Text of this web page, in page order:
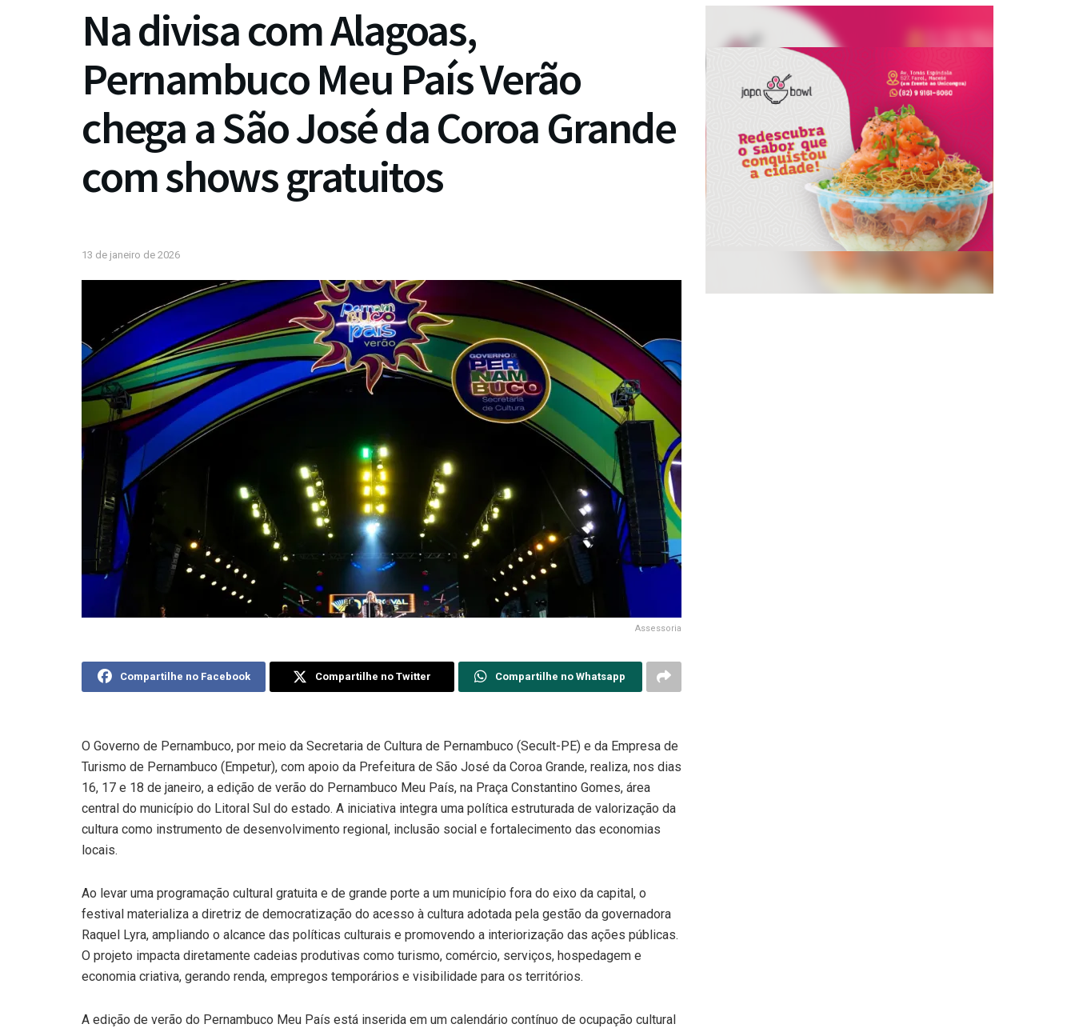
Na divisa com Alagoas,
Pernambuco Meu País Verão
chega a São José da Coroa Grande
com shows gratuitos
13 de janeiro de 2026
Assessoria
Compartilhe no Facebook Compartilhe no Twitter Compartilhe no Whatsapp
O Governo de Pernambuco, por meio da Secretaria de Cultura de Pernambuco (Secult-PE) e da Empresa de
Turismo de Pernambuco (Empetur), com apoio da Prefeitura de São José da Coroa Grande, realiza, nos dias
16, 17 e 18 de janeiro, a edição de verão do Pernambuco Meu País, na Praça Constantino Gomes, área
central do município do Litoral Sul do estado. A iniciativa integra uma política estruturada de valorização da
cultura como instrumento de desenvolvimento regional, inclusão social e fortalecimento das economias
locais.
Ao levar uma programação cultural gratuita e de grande porte a um município fora do eixo da capital, o
festival materializa a diretriz de democratização do acesso à cultura adotada pela gestão da governadora
Raquel Lyra, ampliando o alcance das políticas culturais e promovendo a interiorização das ações públicas.
O projeto impacta diretamente cadeias produtivas como turismo, comércio, serviços, hospedagem e
economia criativa, gerando renda, empregos temporários e visibilidade para os territórios.
A edição de verão do Pernambuco Meu País está inserida em um calendário contínuo de ocupação cultural